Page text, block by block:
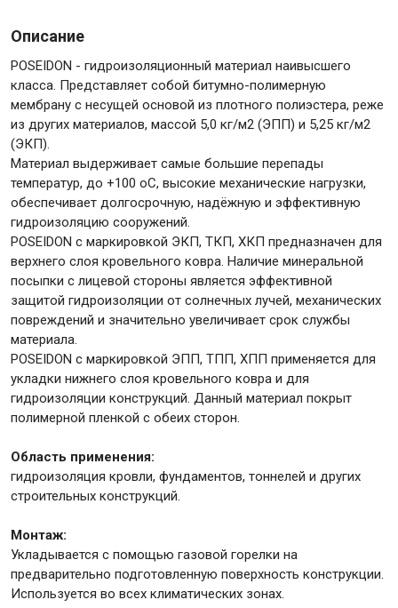
Описание
POSEIDON - гидроизоляционный материал наивысшего
класса. Представляет собой битумно-полимерную
мембрану с несущей основой из плотного полиэстера, реже
из других материалов, массой 5,0 кг/м2 (ЭПП) и 5,25 кг/м2
(ЭКП).
Материал выдерживает самые большие перепады
температур, до +100 оС, высокие механические нагрузки,
обеспечивает долгосрочную, надёжную и эффективную
гидроизоляцию сооружений.
POSEIDON с маркировкой ЭКП, ТКП, ХКП предназначен для
верхнего слоя кровельного ковра. Наличие минеральной
посыпки с лицевой стороны является эффективной
защитой гидроизоляции от солнечных лучей, механических
повреждений и значительно увеличивает срок службы
материала.
POSEIDON с маркировкой ЭПП, ТПП, ХПП применяется для
укладки нижнего слоя кровельного ковра и для
гидроизоляции конструкций. Данный материал покрыт
полимерной пленкой с обеих сторон.
Область применения:
гидроизоляция кровли, фундаментов, тоннелей и других
строительных конструкций.
Монтаж:
Укладывается с помощью газовой горелки на
предварительно подготовленную поверхность конструкции.
Используется во всех климатических зонах.
Пистолеты для ремонта
Инструмент для штукатурно-отделочных работ
Ещё 2
Сантехника
Крепежи
Анкеры
Монтажные ленты
Канаты, шнуры
Всё для дома и сада
Товары для бани и сауны
Оборудование для клининга и уборки